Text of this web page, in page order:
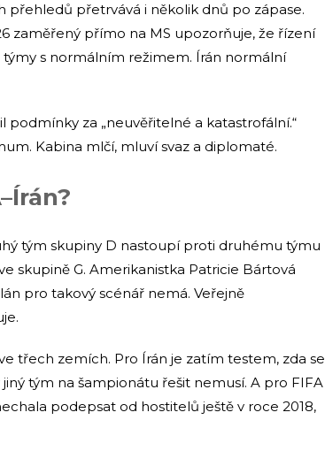
přehledů přetrvává i několik dnů po zápase.
zaměřený přímo na MS upozorňuje, že řízení
s normálním režimem. Írán normální
za „neuvěřitelné a katastrofální.“
Kabina mlčí, mluví svaz a diplomaté.
tým skupiny D nastoupí proti druhému týmu
skupině G. Amerikanistka Patricie Bártová
pro takový scénář nemá. Veřejně
třech zemích. Pro Írán je zatím testem, zda se
tým na šampionátu řešit nemusí. A pro FIFA
podepsat od hostitelů ještě v roce 2018,